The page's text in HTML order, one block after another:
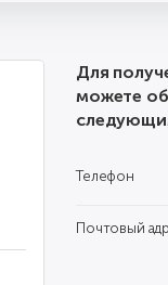
Для
можете
Телефон
Почтовый